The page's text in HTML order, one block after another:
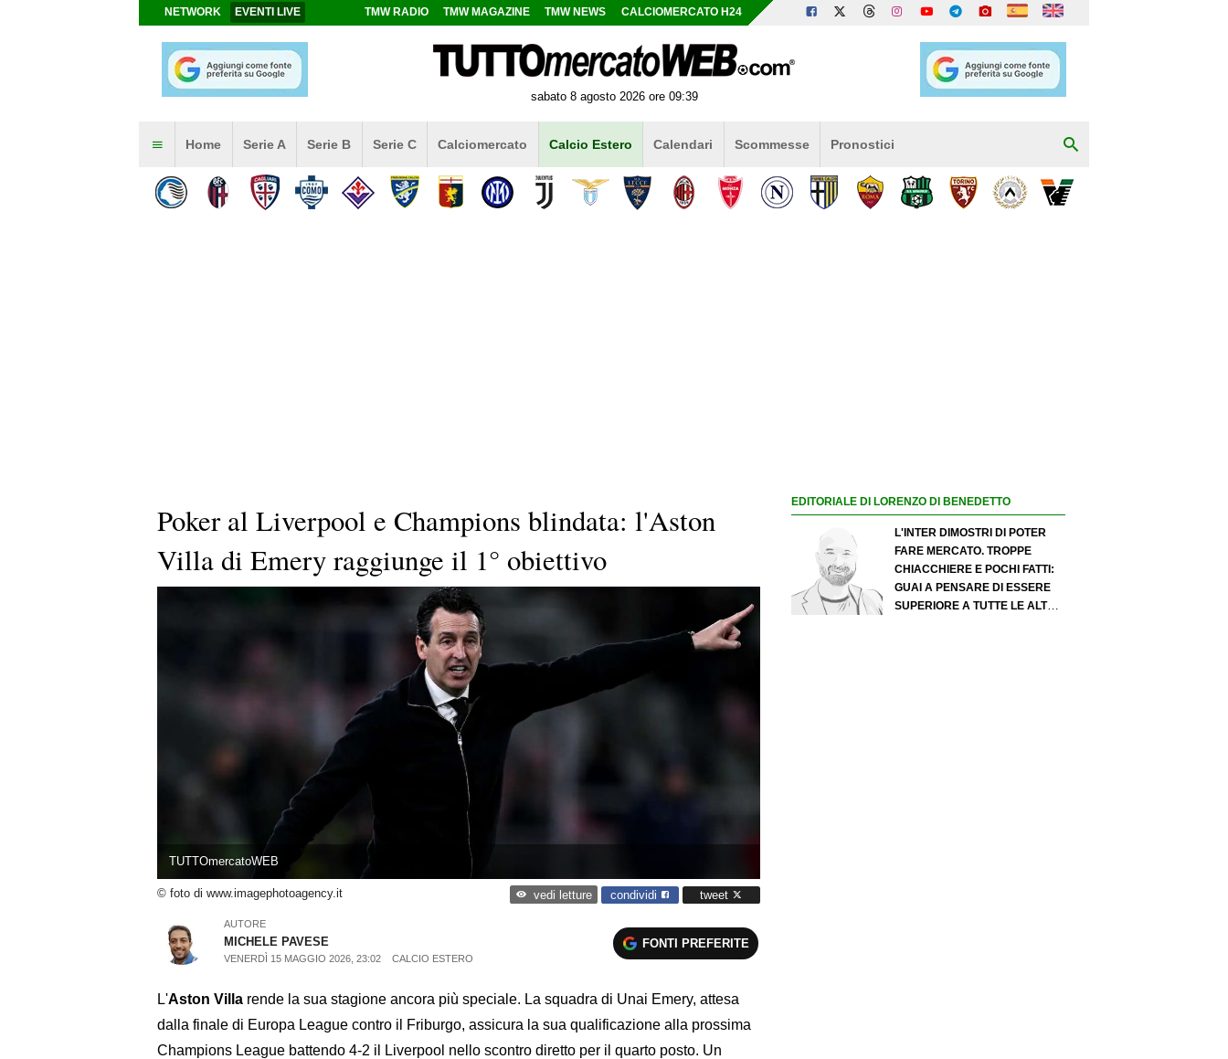
NETWORK EVENTI LIVE TMW RADIO TMW MAGAZINE TMW NEWS CALCIOMERCATO H24
sabato 8 agosto 2026 ore 09:39
Home Serie A Serie B Serie C Calciomercato Calcio Estero Calendari Scommesse Pronostici
Poker al Liverpool e Champions blindata: l'Aston
Villa di Emery raggiunge il 1° obiettivo
TUTTOmercatoWEB
© foto di www.imagephotoagency.it vedi letture condividi tweet
AUTORE
MICHELE PAVESE
VENERDÌ 15 MAGGIO 2026, 23:02 CALCIO ESTERO
FONTI PREFERITE
L'Aston Villa rende la sua stagione ancora più speciale. La squadra di Unai Emery, attesa
dalla finale di Europa League contro il Friburgo, assicura la sua qualificazione alla prossima
Champions League battendo 4-2 il Liverpool nello scontro diretto per il quarto posto. Un
EDITORIALE DI LORENZO DI BENEDETTO
L'INTER DIMOSTRI DI POTER
FARE MERCATO. TROPPE
CHIACCHIERE E POCHI FATTI:
GUAI A PENSARE DI ESSERE
SUPERIORE A TUTTE LE ALTRE